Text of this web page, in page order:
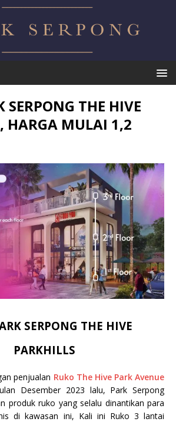
SERPONG THE HIVE
HARGA MULAI 1,2
SERPONG THE HIVE
PARKHILLS
penjualan Ruko The Hive Park Avenue
Desember 2023 lalu, Park Serpong
produk ruko yang selalu dinantikan para
di kawasan ini, Kali ini Ruko 3 lantai